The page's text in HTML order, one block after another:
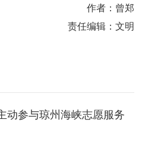
作者：曾郑
责任编辑：文明
动参与琼州海峡志愿服务